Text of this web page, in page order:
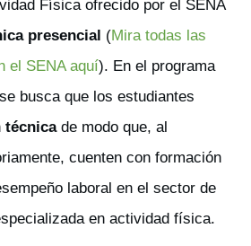
Física ofrecido por el SENA
presencial (Mira todas las
el SENA aquí). En el programa
busca que los estudiantes
técnicade modo que, al
cuenten con formación
laboral en el sector de
en actividad física.